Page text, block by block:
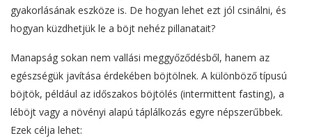
gyakorlásának eszköze is. De hogyan lehet ezt jól csinálni, és
hogyan küzdhetjük le a böjt nehéz pillanatait?
Manapság sokan nem vallási meggyőződésből, hanem az
egészségük javítása érdekében böjtölnek. A különböző típusú
böjtök, például az időszakos böjtölés (intermittent fasting), a
léböjt vagy a növényi alapú táplálkozás egyre népszerűbbek.
Ezek célja lehet: